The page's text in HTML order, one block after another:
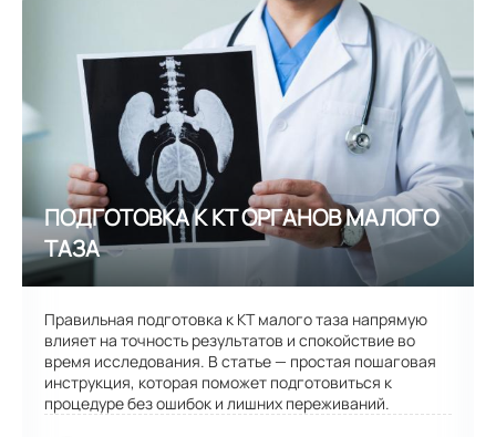
Правильная подготовка к КТ малого таза напрямую
влияет на точность результатов и спокойствие во
время исследования. В статье — простая пошаговая
инструкция, которая поможет подготовиться к
процедуре без ошибок и лишних переживаний.